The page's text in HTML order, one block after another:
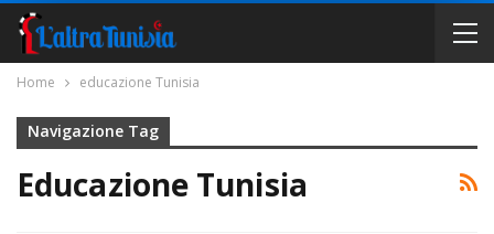
Home educazione Tunisia
Navigazione Tag
Educazione Tunisia